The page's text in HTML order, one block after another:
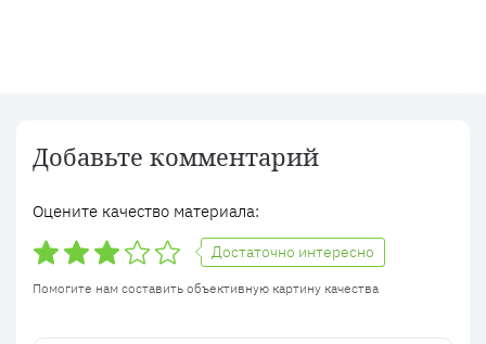
Добавьте комментарий
Оцените качество материала:
Достаточно интересно
Помогите нам составить объективную картину качества